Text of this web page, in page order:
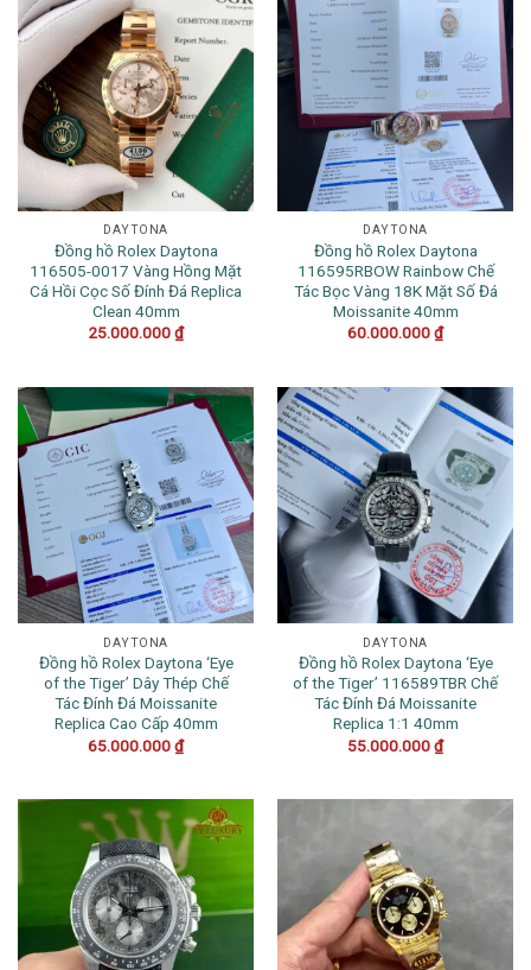
DAYTONA
Đồng hồ Rolex Daytona
116505-0017 Vàng Hồng Mặt
Cá Hồi Cọc Số Đính Đá Replica
Clean 40mm
25.000.000₫
DAYTONA
Đồng hồ Rolex Daytona
116595RBOW Rainbow Chế
Tác Bọc Vàng 18K Mặt Số Đá
Moissanite 40mm
60.000.000₫
DAYTONA
Đồng hồ Rolex Daytona ‘Eye
of the Tiger’ Dây Thép Chế
Tác Đính Đá Moissanite
Replica Cao Cấp 40mm
65.000.000₫
DAYTONA
Đồng hồ Rolex Daytona ‘Eye
of the Tiger’ 116589TBR Chế
Tác Đính Đá Moissanite
Replica 1:1 40mm
55.000.000₫